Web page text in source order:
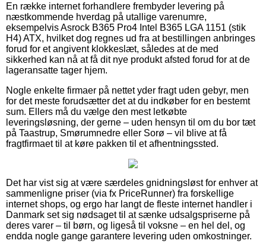
En række internet forhandlere frembyder levering på
næstkommende hverdag på utallige varenumre,
eksempelvis Asrock B365 Pro4 Intel B365 LGA 1151 (stik
H4) ATX, hvilket dog regnes ud fra at bestillingen anbringes
forud for et angivent klokkeslæt, således at de med
sikkerhed kan nå at få dit nye produkt afsted forud for at de
lageransatte tager hjem.
Nogle enkelte firmaer på nettet yder fragt uden gebyr, men
for det meste forudsætter det at du indkøber for en bestemt
sum. Ellers må du vælge den mest letkøbte
leveringsløsning, der gerne – uden hensyn til om du bor tæt
på Taastrup, Smørumnedre eller Sorø – vil blive at få
fragtfirmaet til at køre pakken til et afhentningssted.
Det har vist sig at være særdeles gnidningsløst for enhver at
sammenligne priser (via fx PriceRunner) fra forskellige
internet shops, og ergo har langt de fleste internet handler i
Danmark set sig nødsaget til at sænke udsalgspriserne på
deres varer – til børn, og ligeså til voksne – en hel del, og
endda nogle gange garantere levering uden omkostninger.